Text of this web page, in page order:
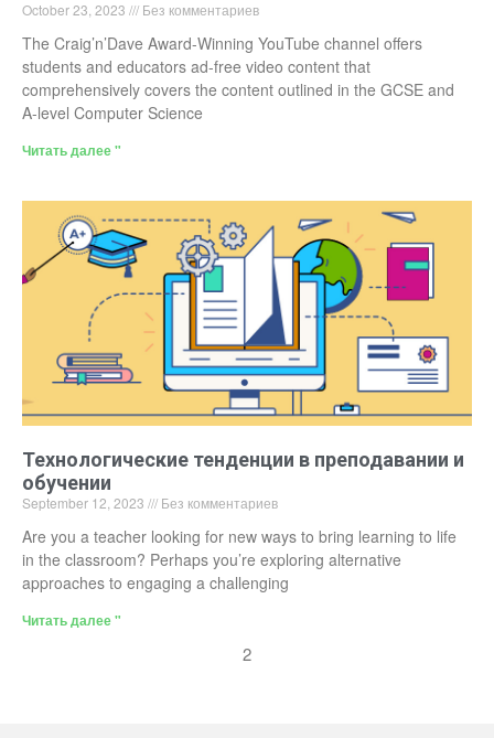
October 23, 2023 Без комментариев
The Craig’n’Dave Award-Winning YouTube channel offers
students and educators ad-free video content that
comprehensively covers the content outlined in the GCSE and
A-level Computer Science
Читать далее "
Технологические тенденции в преподавании и
обучении
September 12, 2023 Без комментариев
Are you a teacher looking for new ways to bring learning to life
in the classroom? Perhaps you’re exploring alternative
approaches to engaging a challenging
Читать далее "
2